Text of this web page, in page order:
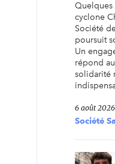
Quelques
cyclone
Société
poursuit
Un
répond
solidarité
6 août
Société